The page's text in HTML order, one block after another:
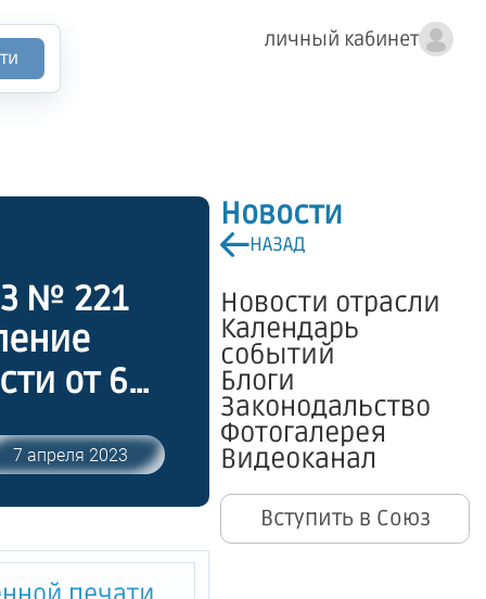
личный кабинет
Новости
НАЗАД
Новости отрасли
Календарь
событий
Блоги
Законодальство
Фотогалерея
Видеоканал
Вступить в Союз
№ 221
от 6
и
и
7 апреля 2023